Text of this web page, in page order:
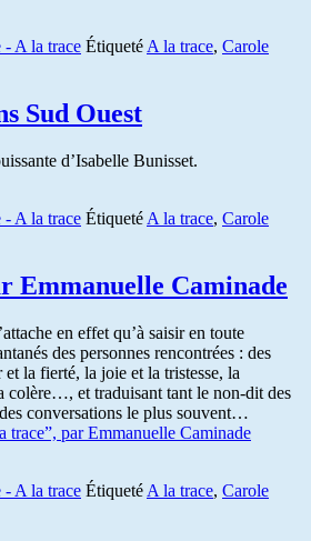
- A la trace Étiqueté A la trace, Carole
Sud Ouest
d’Isabelle Bunisset.
- A la trace Étiqueté A la trace, Carole
Emmanuelle Caminade
en effet qu’à saisir en toute
des personnes rencontrées : des
la fierté, la joie et la tristesse, la
colère…, et traduisant tant le non-dit des
conversations le plus souvent…
trace”, par Emmanuelle Caminade
- A la trace Étiqueté A la trace, Carole